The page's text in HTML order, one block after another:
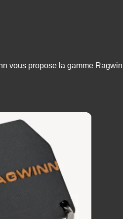
vous propose la gamme